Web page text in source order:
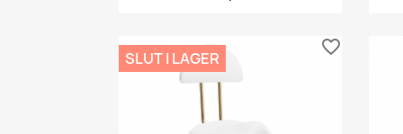
SLUT I LAGER
favorite_border